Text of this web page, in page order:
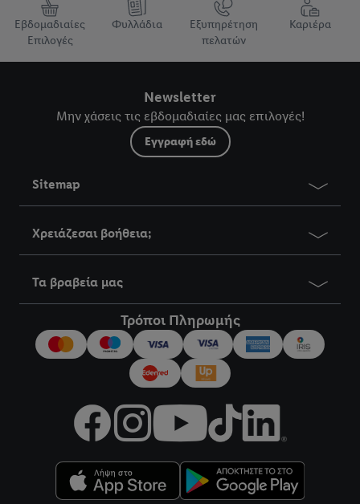
Εβδομαδιαίες
Επιλογές
Φυλλάδια
Εξυπηρέτηση
πελατών
Καριέρα
Newsletter
Μην χάσεις τις εβδομαδιαίες μας επιλογές!
Εγγραφή εδώ
Sitemap
Χρειάζεσαι βοήθεια;
Τα βραβεία μας
Τρόποι Πληρωμής